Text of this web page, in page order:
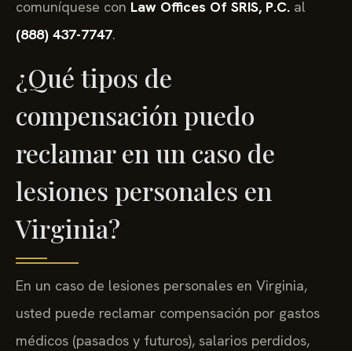
comuníquese con Law Offices Of SRIS, P.C. al
(888) 437-7747.
¿Qué tipos de
compensación puedo
reclamar en un caso de
lesiones personales en
Virginia?
En un caso de lesiones personales en Virginia,
usted puede reclamar compensación por gastos
médicos (pasados y futuros), salarios perdidos,